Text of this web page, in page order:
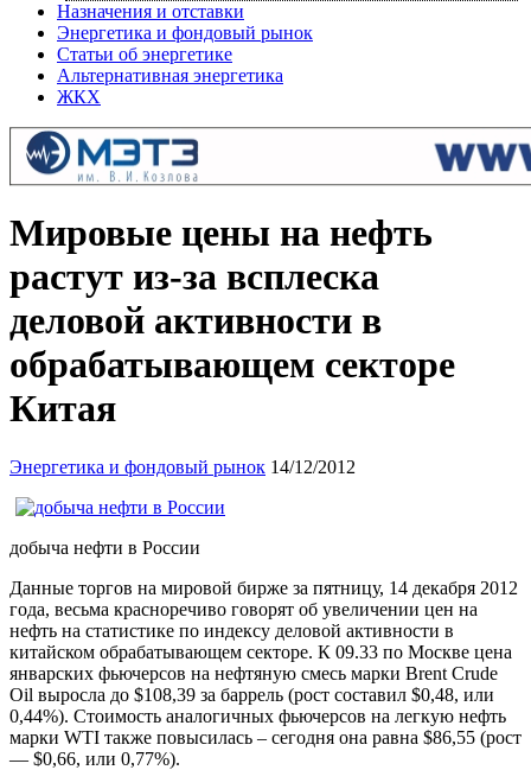
Назначения и отставки
Энергетика и фондовый рынок
Статьи об энергетике
Альтернативная энергетика
ЖКХ
Мировые цены на нефть
растут из-за всплеска
деловой активности в
обрабатывающем секторе
Китая
Энергетика и фондовый рынок 14/12/2012
добыча нефти в России
Данные торгов на мировой бирже за пятницу, 14 декабря 2012
года, весьма красноречиво говорят об увеличении цен на
нефть на статистике по индексу деловой активности в
китайском обрабатывающем секторе. К 09.33 по Москве цена
январских фьючерсов на нефтяную смесь марки Brent Crude
Oil выросла до $108,39 за баррель (рост составил $0,48, или
0,44%). Стоимость аналогичных фьючерсов на легкую нефть
марки WTI также повысилась – сегодня она равна $86,55 (рост
— $0,66, или 0,77%).